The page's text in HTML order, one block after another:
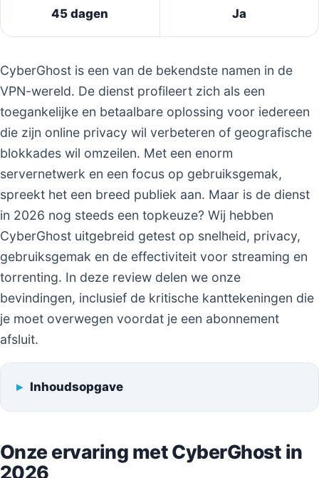
45 dagen Ja
CyberGhost is een van de bekendste namen in de
VPN-wereld. De dienst profileert zich als een
toegankelijke en betaalbare oplossing voor iedereen
die zijn online privacy wil verbeteren of geografische
blokkades wil omzeilen. Met een enorm
servernetwerk en een focus op gebruiksgemak,
spreekt het een breed publiek aan. Maar is de dienst
in 2026 nog steeds een topkeuze? Wij hebben
CyberGhost uitgebreid getest op snelheid, privacy,
gebruiksgemak en de effectiviteit voor streaming en
torrenting. In deze review delen we onze
bevindingen, inclusief de kritische kanttekeningen die
je moet overwegen voordat je een abonnement
afsluit.
Inhoudsopgave
Onze ervaring met CyberGhost in
2026